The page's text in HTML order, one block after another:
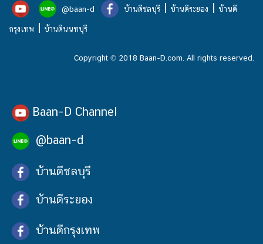
@baan-d บ้านดีชลบุรี | บ้านดีระยอง | บ้านดี
กรุงเทพ | บ้านดีนนทบุรี
Copyright © 2018 Baan-D.com. All rights reserved.
Baan-D Channel
@baan-d
บ้านดีชลบุรี
บ้านดีระยอง
บ้านดีกรุงเทพ